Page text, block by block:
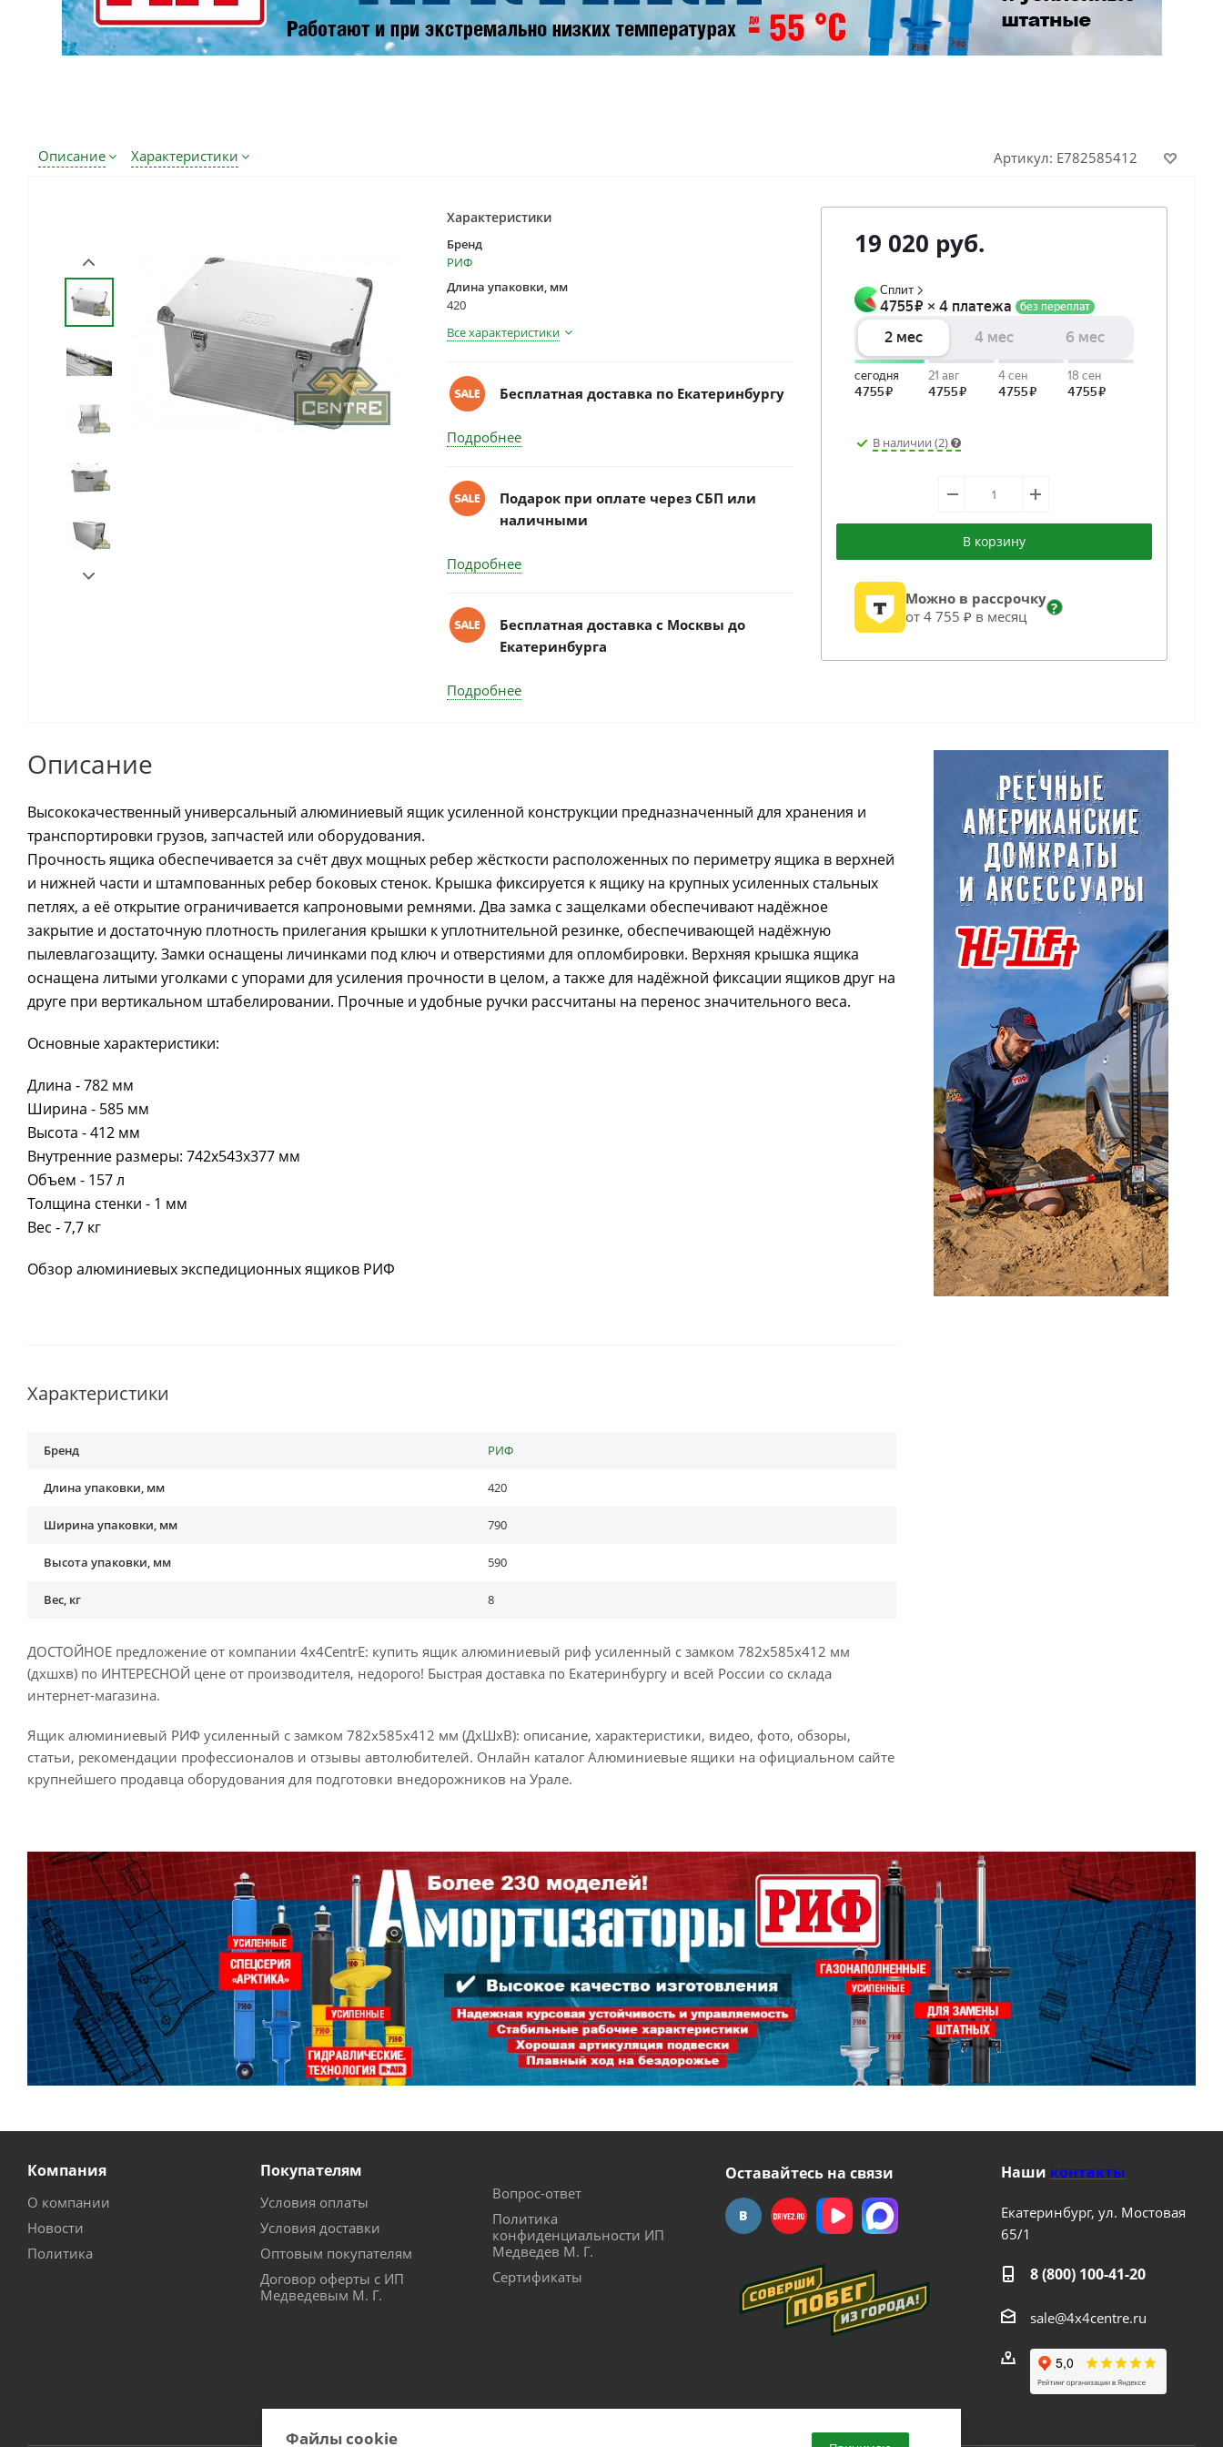
Описание Характеристики Артикул: E782585412
Характеристики
Бренд
РИФ
Длина упаковки, мм
420
Все характеристики
Бесплатная доставка по Екатеринбургу
Подробнее
Подарок при оплате через СБП или
наличными
Подробнее
Бесплатная доставка c Москвы до
Екатеринбурга
Подробнее
19 020 руб.
В наличии (2)
В корзину
Можно в рассрочку
от 4 755 ₽ в месяц
?
Описание
Высококачественный универсальный алюминиевый ящик усиленной конструкции предназначенный для хранения и
транспортировки грузов, запчастей или оборудования.
Прочность ящика обеспечивается за счёт двух мощных ребер жёсткости расположенных по периметру ящика в верхней
и нижней части и штампованных ребер боковых стенок. Крышка фиксируется к ящику на крупных усиленных стальных
петлях, а её открытие ограничивается капроновыми ремнями. Два замка с защелками обеспечивают надёжное
закрытие и достаточную плотность прилегания крышки к уплотнительной резинке, обеспечивающей надёжную
пылевлагозащиту. Замки оснащены личинками под ключ и отверстиями для опломбировки. Верхняя крышка ящика
оснащена литыми уголками с упорами для усиления прочности в целом, а также для надёжной фиксации ящиков друг на
друге при вертикальном штабелировании. Прочные и удобные ручки рассчитаны на перенос значительного веса.
Основные характеристики:
Длина - 782 мм
Ширина - 585 мм
Высота - 412 мм
Внутренние размеры: 742x543x377 мм
Объем - 157 л
Толщина стенки - 1 мм
Вес - 7,7 кг
Обзор алюминиевых экспедиционных ящиков РИФ
Характеристики
Бренд РИФ
Длина упаковки, мм 420
Ширина упаковки, мм 790
Высота упаковки, мм 590
Вес, кг 8
ДОСТОЙНОЕ предложение от компании 4x4CentrE: купить ящик алюминиевый риф усиленный с замком 782х585х412 мм
(дхшхв) по ИНТЕРЕСНОЙ цене от производителя, недорого! Быстрая доставка по Екатеринбургу и всей России со склада
интернет-магазина.
Ящик алюминиевый РИФ усиленный с замком 782х585х412 мм (ДхШхВ): описание, характеристики, видео, фото, обзоры,
статьи, рекомендации профессионалов и отзывы автолюбителей. Онлайн каталог Алюминиевые ящики на официальном сайте
крупнейшего продавца оборудования для подготовки внедорожников на Урале.
Компания
О компании
Новости
Политика
Покупателям
Условия оплаты
Условия доставки
Оптовым покупателям
Договор оферты с ИП
Медведевым М. Г.
Вопрос-ответ
Политика
конфиденциальности ИП
Медведев М. Г.
Сертификаты
Оставайтесь на связи Наши контакты
Екатеринбург, ул. Мостовая
65/1
8 (800) 100-41-20
sale@4x4centre.ru
Файлы cookie